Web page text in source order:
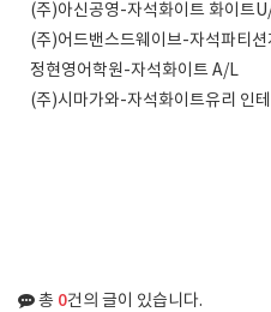
(주)아신공영-자석화이트 화이트
(주)어드밴스드웨이브-자석파티
정현영어학원-자석화이트 A/L
(주)시마가와-자석화이트유리 인
총 0건의 글이 있습니다.